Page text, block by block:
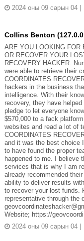
2024 оны 09 сарын 04 |
Collins Benton
ARE YOU LOOKING FOR
OR RECOVER YOUR
RECOVERY HACKER.
were able to retrieve their
COORDINATES
hackers in the business
intelligence. With their
recovery, they have
pledge to let everyone
$570,000 to a fack
websites and read a lot of
COORDINATES
and it was the best choice
to have found the proper
happened to me. I believe
services that is why I am
already recommended
ability to deliver results
to recover your lost funds.
representative through the
Website; https://
2024 оны 09 сарын 04 |